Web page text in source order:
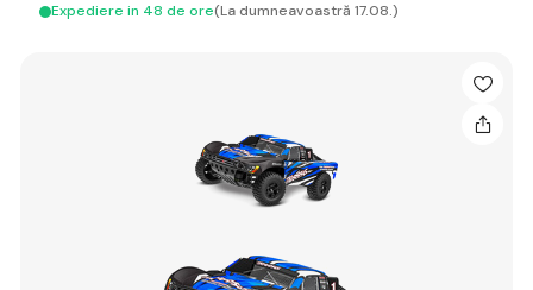
Expediere in 48 de ore(La dumneavoastră 17.08.)